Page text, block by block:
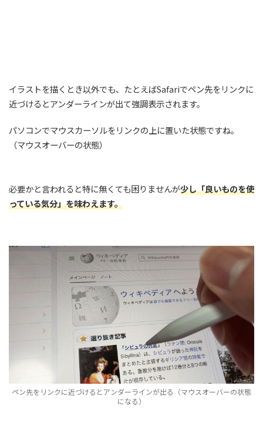
イラストを描くとき以外でも、たとえばSafariでペン先をリンクに
近づけるとアンダーラインが出て強調表示されます。
パソコンでマウスカーソルをリンクの上に置いた状態ですね。
（マウスオーバーの状態）
必要かと言われると特に無くても困りませんが少し「良いものを使
っている気分」を味わえます。
ペン先をリンクに近づけるとアンダーラインが出る（マウスオーバーの状態
になる）